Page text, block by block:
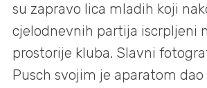
su zapravo lica mladih koji
cjelodnevnih partija iscrpljeni
prostorije kluba. Slavni
Pusch svojim je aparatom dao